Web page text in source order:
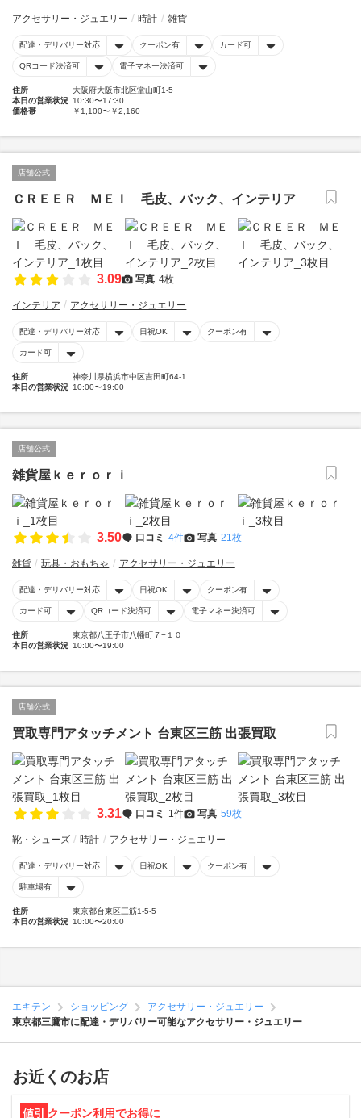
アクセサリー・ジュエリー 時計 雑貨
配達・デリバリー対応 クーポン有 カード可
QRコード決済可 電子マネー決済可
住所
大阪府大阪市北区堂山町1-5
本日の営業状況 10:30〜17:30
価格帯
￥1,100〜￥2,160
店舗公式
ＣＲＥＥＲ ＭＥＩ 毛皮、バック、インテリア
3.09 写真 4枚
インテリア アクセサリー・ジュエリー
配達・デリバリー対応 日祝OK クーポン有
カード可
住所
神奈川県横浜市中区吉田町64-1
本日の営業状況 10:00〜19:00
店舗公式
雑貨屋ｋｅｒｏｒｉ
3.50 口コミ 4件 写真 21枚
雑貨 玩具・おもちゃ アクセサリー・ジュエリー
配達・デリバリー対応 日祝OK クーポン有
カード可 QRコード決済可 電子マネー決済可
住所
東京都八王子市八幡町７−１０
本日の営業状況 10:00〜19:00
店舗公式
買取専門アタッチメント 台東区三筋 出張買取
3.31 口コミ 1件 写真 59枚
靴・シューズ 時計 アクセサリー・ジュエリー
配達・デリバリー対応 日祝OK クーポン有
駐車場有
住所
東京都台東区三筋1-5-5
本日の営業状況 10:00〜20:00
エキテン ショッピング
アクセサリー・ジュエリー
東京都三鷹市に配達・デリバリー可能なアクセサリー・ジュエリー
お近くのお店
値引 クーポン利用でお得に